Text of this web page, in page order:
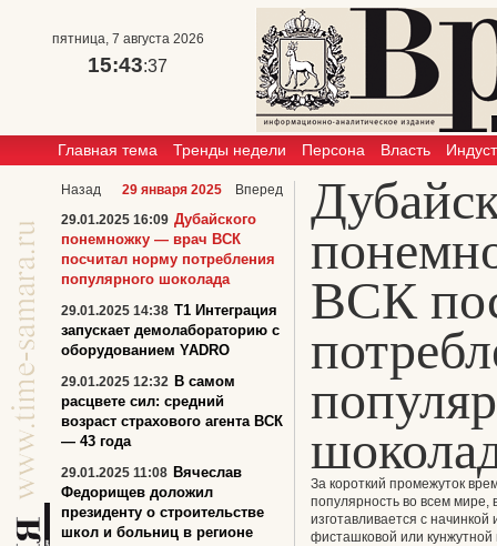
пятница, 7 августа 2026
15:43:37
Главная тема Тренды недели Персона Власть
ВСК
За короткий промежуток
популярность во всем мире,
изготавливается с
фисташковой или
Назад 29 января 2025
Вперед
29.01.2025 16:09 Дубайского
понемножку — врач ВСК
посчитал норму потребления
популярного шоколада
29.01.2025 14:38 Т1 Интеграция
запускает демолабораторию с
оборудованием YADRO
29.01.2025 12:32 В самом
расцвете сил: cредний
возраст страхового агента ВСК
— 43 года
29.01.2025 11:08 Вячеслав
Федорищев доложил
президенту о строительстве
школ и больниц в регионе